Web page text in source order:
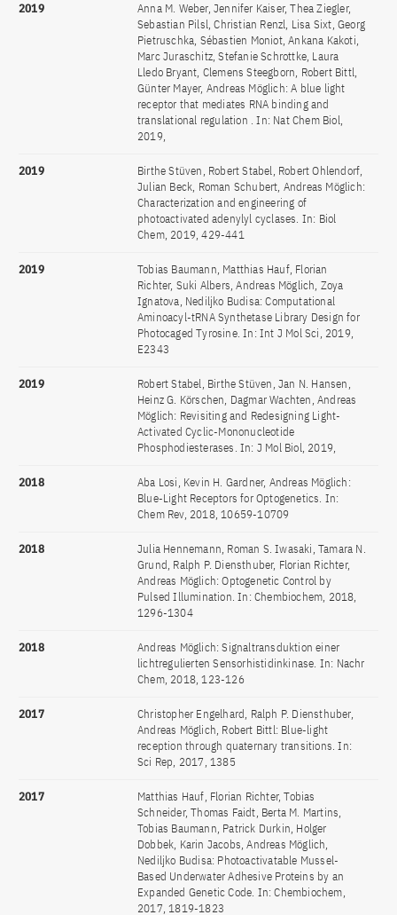
2019
Anna M. Weber, Jennifer Kaiser, Thea Ziegler,
Sebastian Pilsl, Christian Renzl, Lisa Sixt, Georg
Pietruschka, Sébastien Moniot, Ankana Kakoti,
Marc Juraschitz, Stefanie Schrottke, Laura
Lledo Bryant, Clemens Steegborn, Robert Bittl,
Günter Mayer, Andreas Möglich: A blue light
receptor that mediates RNA binding and
translational regulation . In: Nat Chem Biol,
2019,
2019
Birthe Stüven, Robert Stabel, Robert Ohlendorf,
Julian Beck, Roman Schubert, Andreas Möglich:
Characterization and engineering of
photoactivated adenylyl cyclases. In: Biol
Chem, 2019, 429-441
2019
Tobias Baumann, Matthias Hauf, Florian
Richter, Suki Albers, Andreas Möglich, Zoya
Ignatova, Nediljko Budisa: Computational
Aminoacyl-tRNA Synthetase Library Design for
Photocaged Tyrosine. In: Int J Mol Sci, 2019,
E2343
2019
Robert Stabel, Birthe Stüven, Jan N. Hansen,
Heinz G. Körschen, Dagmar Wachten, Andreas
Möglich: Revisiting and Redesigning Light-
Activated Cyclic-Mononucleotide
Phosphodiesterases. In: J Mol Biol, 2019,
2018
Aba Losi, Kevin H. Gardner, Andreas Möglich:
Blue-Light Receptors for Optogenetics. In:
Chem Rev, 2018, 10659-10709
2018
Julia Hennemann, Roman S. Iwasaki, Tamara N.
Grund, Ralph P. Diensthuber, Florian Richter,
Andreas Möglich: Optogenetic Control by
Pulsed Illumination. In: Chembiochem, 2018,
1296-1304
2018
Andreas Möglich: Signaltransduktion einer
lichtregulierten Sensorhistidinkinase. In: Nachr
Chem, 2018, 123-126
2017
Christopher Engelhard, Ralph P. Diensthuber,
Andreas Möglich, Robert Bittl: Blue-light
reception through quaternary transitions. In:
Sci Rep, 2017, 1385
2017
Matthias Hauf, Florian Richter, Tobias
Schneider, Thomas Faidt, Berta M. Martins,
Tobias Baumann, Patrick Durkin, Holger
Dobbek, Karin Jacobs, Andreas Möglich,
Nediljko Budisa: Photoactivatable Mussel-
Based Underwater Adhesive Proteins by an
Expanded Genetic Code. In: Chembiochem,
2017, 1819-1823